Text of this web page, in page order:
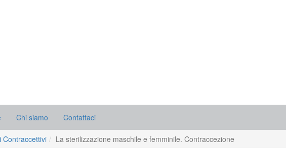
Chi siamo Contattaci
Contraccettivi La sterilizzazione maschile e femminile. Contraccezione